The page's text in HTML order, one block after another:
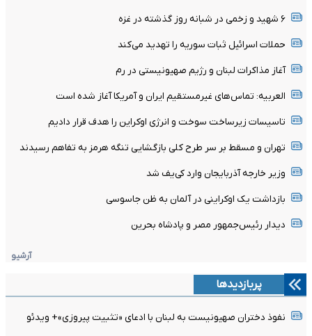
۶ شهید و زخمی در شبانه روز گذشته در غزه
حملات اسرائیل ثبات سوریه را تهدید می‌کند
آغاز مذاکرات لبنان و رژیم صهیونیستی در رم
العربیه: تماس‌های غیرمستقیم ایران و آمریکا آغاز شده است
تاسیسات زیرساخت سوخت و انرژی اوکراین را هدف قرار دادیم
تهران و مسقط بر سر طرح کلی بازگشایی تنگه هرمز به تفاهم رسیدند
وزیر خارجه آذربایجان وارد کی‌یف شد
بازداشت یک اوکراینی در آلمان به ظن جاسوسی
دیدار رئیس‌جمهور مصر و پادشاه بحرین
آرشیو
پربازدیدها
نفوذ دختران صهیونیست به لبنان با ادعای «تثبیت پیروزی»+ ویدئو